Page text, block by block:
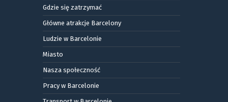
Gdzie się zatrzymać
Główne atrakcje Barcelony
Ludzie w Barcelonie
Miasto
Nasza społeczność
Pracy w Barcelonie